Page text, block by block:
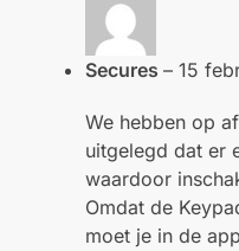
Secures – 15
We hebben op
uitgelegd dat er
waardoor
Omdat de
moet je in de